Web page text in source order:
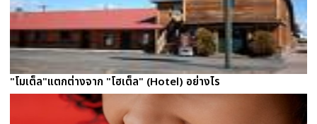
"โมเต็ล"แตกต่างจาก "โฮเต็ล" (Hotel) อย่างไร